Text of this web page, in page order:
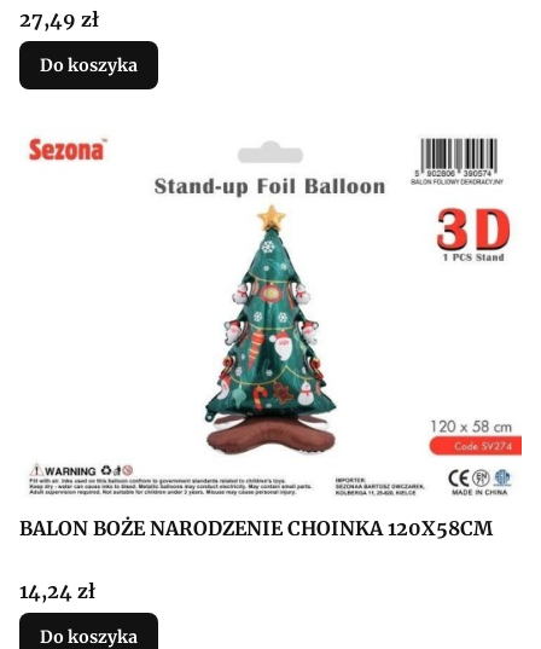
Cena
27,49 zł
Do koszyka
BALON BOŻE NARODZENIE CHOINKA 120X58CM
Cena
14,24 zł
Do koszyka